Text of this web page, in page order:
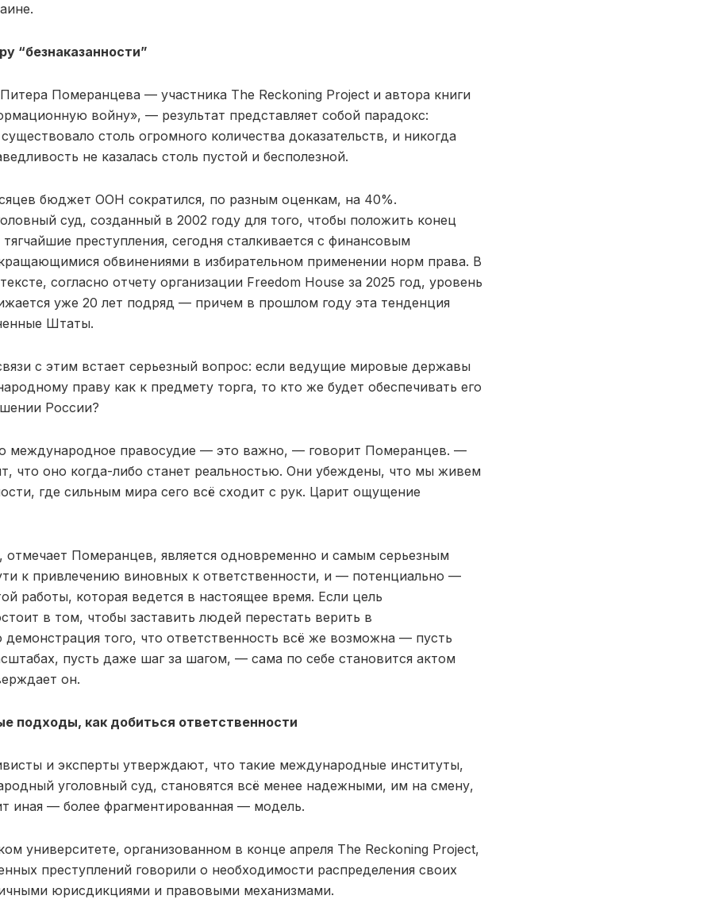
“безнаказанности”
Померанцева — участника The Reckoning Project и автора книги
войну», — результат представляет собой парадокс:
столь огромного количества доказательств, и никогда
не казалась столь пустой и бесполезной.
бюджет ООН сократился, по разным оценкам, на 40%.
суд, созданный в 2002 году для того, чтобы положить конец
тягчайшие преступления, сегодня сталкивается с финансовым
обвинениями в избирательном применении норм права. В
согласно отчету организации Freedom House за 2025 год, уровень
уже 20 лет подряд — причем в прошлом году эта тенденция
Штаты.
с этим встает серьезный вопрос: если ведущие мировые державы
праву как к предмету торга, то кто же будет обеспечивать его
России?
международное правосудие — это важно, — говорит Померанцев. —
что оно когда-либо станет реальностью. Они убеждены, что мы живем
где сильным мира сего всё сходит с рук. Царит ощущение
отмечает Померанцев, является одновременно и самым серьезным
к привлечению виновных к ответственности, и — потенциально —
работы, которая ведется в настоящее время. Если цель
в том, чтобы заставить людей перестать верить в
демонстрация того, что ответственность всё же возможна — пусть
пусть даже шаг за шагом, — сама по себе становится актом
он.
подходы, как добиться ответственности
и эксперты утверждают, что такие международные институты,
уголовный суд, становятся всё менее надежными, им на смену,
иная — более фрагментированная — модель.
университете, организованном в конце апреля The Reckoning Project,
преступлений говорили о необходимости распределения своих
юрисдикциями и правовыми механизмами.